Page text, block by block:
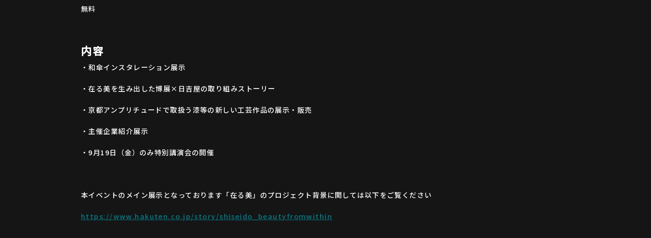
無料
内容
・和傘インスタレーション展示
・在る美を生み出した博展×日吉屋の取り組みストーリー
・京都アンプリチュードで取扱う漆等の新しい工芸作品の展示・販売
・主催企業紹介展示
・9月19日（金）のみ特別講演会の開催
本イベントのメイン展示となっております「在る美」のプロジェクト背景に関しては以下をご覧ください
https://www.hakuten.co.jp/story/shiseido_beautyfromwithin